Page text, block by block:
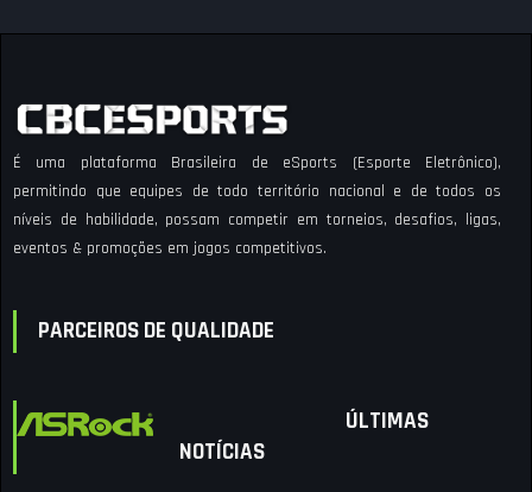
É uma plataforma Brasileira de eSports (Esporte Eletrônico),
permitindo que equipes de todo território nacional e de todos os
níveis de habilidade, possam competir em torneios, desafios, ligas,
eventos & promoções em jogos competitivos.
PARCEIROS DE QUALIDADE
ÚLTIMAS
NOTÍCIAS